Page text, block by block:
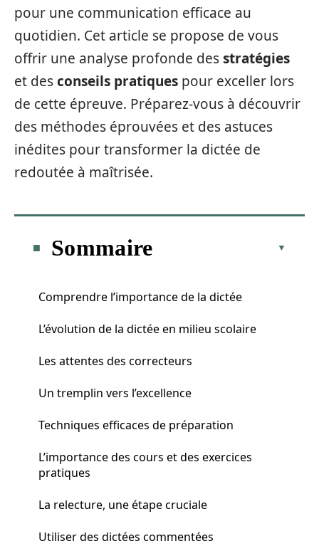
pour une communication efficace au
quotidien. Cet article se propose de vous
offrir une analyse profonde desstratégies
et desconseils pratiques pour exceller lors
de cette épreuve. Préparez-vous à découvrir
des méthodes éprouvées et des astuces
inédites pour transformer la dictée de
redoutée à maîtrisée.
Sommaire
Comprendre l’importance de la dictée
L’évolution de la dictée en milieu scolaire
Les attentes des correcteurs
Un tremplin vers l’excellence
Techniques efficaces de préparation
L’importance des cours et des exercices
pratiques
La relecture, une étape cruciale
Utiliser des dictées commentées